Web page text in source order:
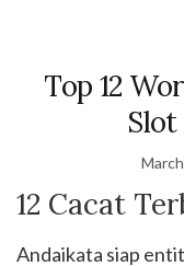
Top 12
12 Cacat
Andaikata siap